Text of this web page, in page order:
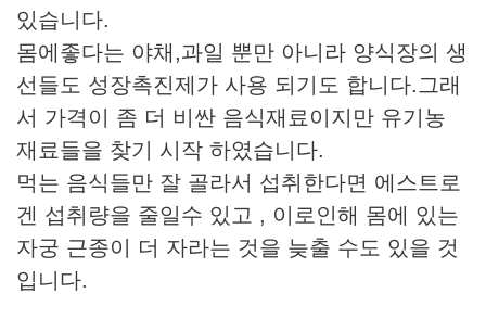
있습니다.
몸에좋다는 야채,과일 뿐만 아니라 양식장의 생
선들도 성장촉진제가 사용 되기도 합니다.그래
서 가격이 좀 더 비싼 음식재료이지만 유기농
재료들을 찾기 시작 하였습니다.
먹는 음식들만 잘 골라서 섭취한다면 에스트로
겐 섭취량을 줄일수 있고 , 이로인해 몸에 있는
자궁 근종이 더 자라는 것을 늦출 수도 있을 것
입니다.